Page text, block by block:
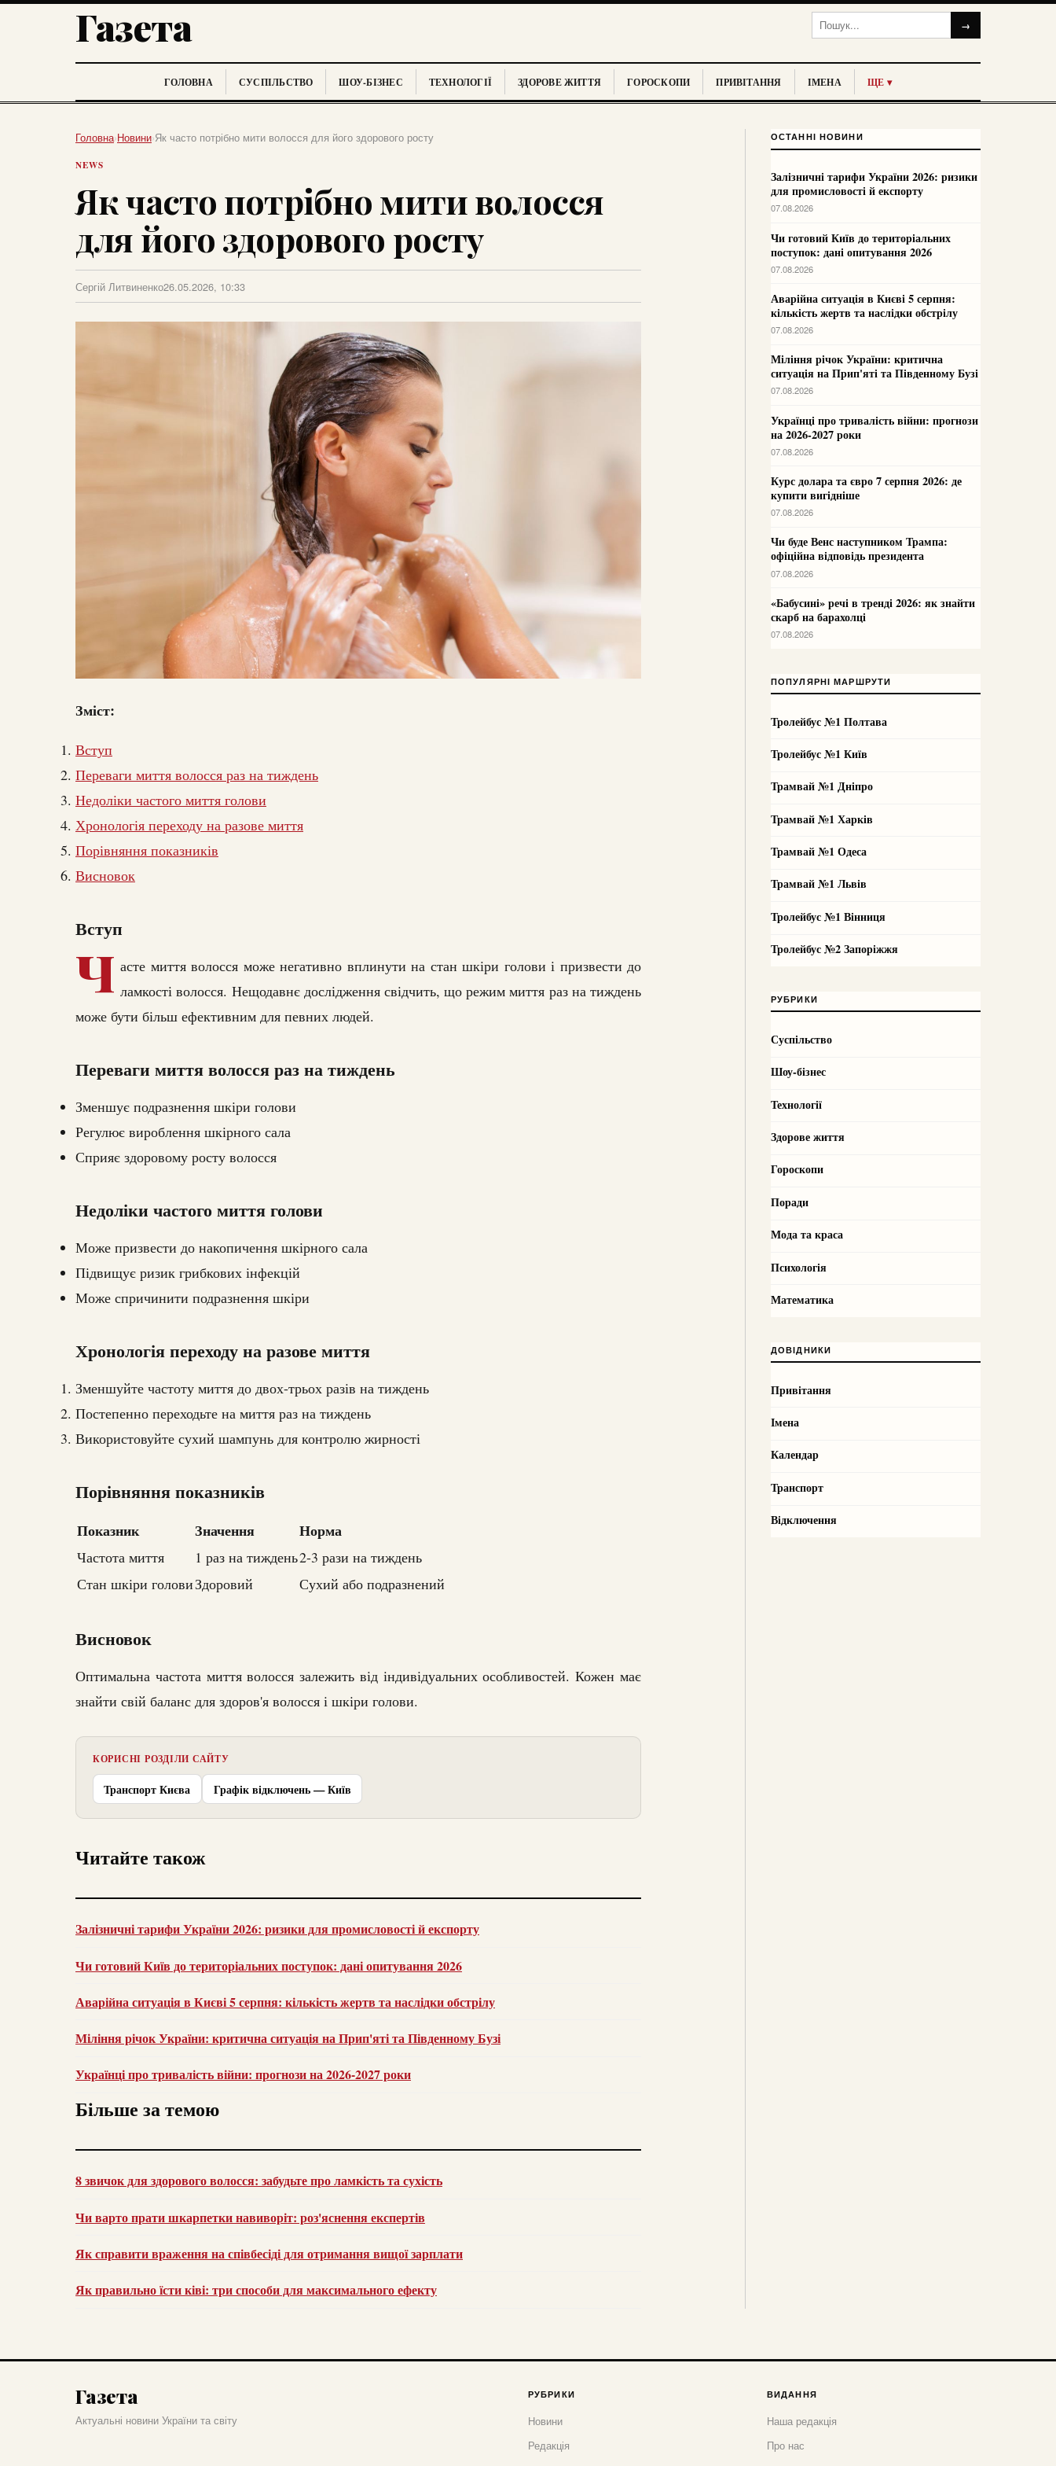
Газета →
ГОЛОВНА СУСПІЛЬСТВО ШОУ-БІЗНЕС ТЕХНОЛОГІЇ ЗДОРОВЕ ЖИТТЯ ГОРОСКОПИ ПРИВІТАННЯ ІМЕНА ЩЕ ▾
Головна›Новини›Як часто потрібно мити волосся для його здорового росту
NEWS
Як часто потрібно мити волосся
для його здорового росту
Сергій Литвиненко26.05.2026, 10:33
Зміст:
Вступ
Переваги миття волосся раз на тиждень
Недоліки частого миття голови
Хронологія переходу на разове миття
Порівняння показників
Висновок
Вступ
Ч асте миття волосся може негативно вплинути на стан шкіри голови і призвести до
ламкості волосся. Нещодавнє дослідження свідчить, що режим миття раз на тиждень
може бути більш ефективним для певних людей.
Переваги миття волосся раз на тиждень
Зменшує подразнення шкіри голови
Регулює вироблення шкірного сала
Сприяє здоровому росту волосся
Недоліки частого миття голови
Може призвести до накопичення шкірного сала
Підвищує ризик грибкових інфекцій
Може спричинити подразнення шкіри
Хронологія переходу на разове миття
Зменшуйте частоту миття до двох-трьох разів на тиждень
Постепенно переходьте на миття раз на тиждень
Використовуйте сухий шампунь для контролю жирності
Порівняння показників
Показник Значення Норма
Частота миття 1 раз на тиждень2-3 рази на тиждень
Стан шкіри головиЗдоровий Сухий або подразнений
Висновок
Оптимальна частота миття волосся залежить від індивідуальних особливостей. Кожен має
знайти свій баланс для здоров'я волосся і шкіри голови.
КОРИСНІ РОЗДІЛИ САЙТУ
Транспорт Києва Графік відключень — Київ
Читайте також
Залізничні тарифи України 2026: ризики для промисловості й експорту
Чи готовий Київ до територіальних поступок: дані опитування 2026
Аварійна ситуація в Києві 5 серпня: кількість жертв та наслідки обстрілу
Міління річок України: критична ситуація на Прип'яті та Південному Бузі
Українці про тривалість війни: прогнози на 2026-2027 роки
Більше за темою
8 звичок для здорового волосся: забудьте про ламкість та сухість
Чи варто прати шкарпетки навиворіт: роз'яснення експертів
Як справити враження на співбесіді для отримання вищої зарплати
Як правильно їсти ківі: три способи для максимального ефекту
ОСТАННІ НОВИНИ
Залізничні тарифи України 2026: ризики
для промисловості й експорту
07.08.2026
Чи готовий Київ до територіальних
поступок: дані опитування 2026
07.08.2026
Аварійна ситуація в Києві 5 серпня:
кількість жертв та наслідки обстрілу
07.08.2026
Міління річок України: критична
ситуація на Прип'яті та Південному Бузі
07.08.2026
Українці про тривалість війни: прогнози
на 2026-2027 роки
07.08.2026
Курс долара та євро 7 серпня 2026: де
купити вигідніше
07.08.2026
Чи буде Венс наступником Трампа:
офіційна відповідь президента
07.08.2026
«Бабусині» речі в тренді 2026: як знайти
скарб на барахолці
07.08.2026
ПОПУЛЯРНІ МАРШРУТИ
Тролейбус №1 Полтава
Тролейбус №1 Київ
Трамвай №1 Дніпро
Трамвай №1 Харків
Трамвай №1 Одеса
Трамвай №1 Львів
Тролейбус №1 Вінниця
Тролейбус №2 Запоріжжя
РУБРИКИ
Суспільство
Шоу-бізнес
Технології
Здорове життя
Гороскопи
Поради
Мода та краса
Психологія
Математика
ДОВІДНИКИ
Привітання
Імена
Календар
Транспорт
Відключення
Газета
Актуальні новини України та світу
РУБРИКИ
Новини
Редакція
ВИДАННЯ
Наша редакція
Про нас